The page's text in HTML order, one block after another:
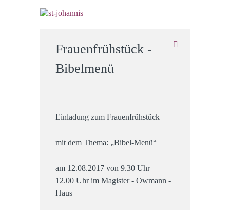
Frauenfrühstück -
Bibelmenü
Einladung zum Frauenfrühstück
mit dem Thema: „Bibel-Menü“
am 12.08.2017 von 9.30 Uhr –
12.00 Uhr im Magister - Owmann -
Haus